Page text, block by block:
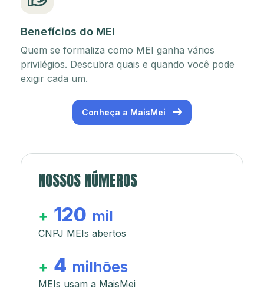
Benefícios do MEI
Quem se formaliza como MEI ganha vários
privilégios. Descubra quais e quando você pode
exigir cada um.
Conheça a MaisMei
NOSSOS NÚMEROS
+ 120 mil
CNPJ MEIs abertos
+ 4 milhões
MEIs usam a MaisMei